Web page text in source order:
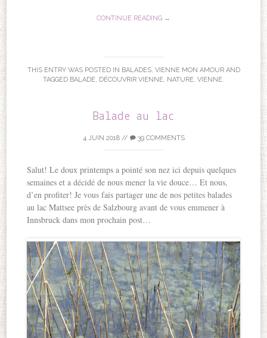
CONTINUE READING →
THIS ENTRY WAS POSTED IN BALADES, VIENNE MON AMOURAND
TAGGED BALADE, DÉCOUVRIR VIENNE, NATURE, VIENNE.
Balade au lac
4 JUIN 2018// 39 COMMENTS
Salut! Le doux printemps a pointé son nez ici depuis quelques
semaines et a décidé de nous mener la vie douce… Et nous,
d’en profiter! Je vous fais partager une de nos petites balades
au lac Mattsee près de Salzbourg avant de vous emmener à
Innsbruck dans mon prochain post…